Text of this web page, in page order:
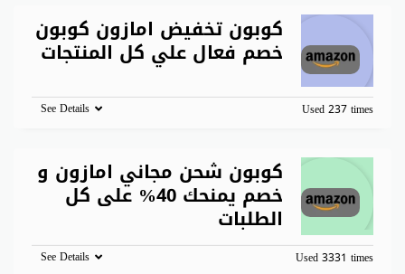
كوبون تخفيض امازون كوبون
خصم فعال علي كل المنتجات
Used 237 times
See Details
كوبون شحن مجاني امازون و
خصم يمنحك 40% على كل
الطلبات
Used 3331 times
See Details